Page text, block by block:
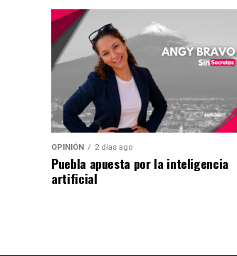
OPINIÓN 2 días ago
Puebla apuesta por la inteligencia
artificial